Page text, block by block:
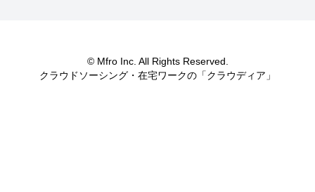
© Mfro Inc. All Rights Reserved.
クラウドソーシング・在宅ワークの「クラウディア」